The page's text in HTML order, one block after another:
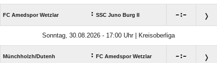
FC Amedspor Wetzlar : SSC Juno Burg II :
Sonntag, 30.08.2026 - 17:00 Uhr | Kreisoberliga
Münchholzh/​Dutenh : FC Amedspor Wetzlar :